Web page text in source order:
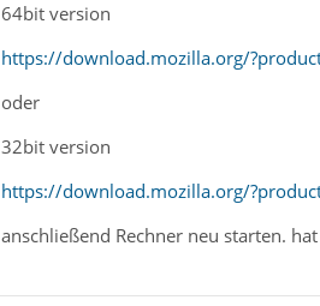
64bit version
https://download.mozilla.org/
oder
32bit version
https://download.mozilla.org/
anschließend Rechner neu starten.